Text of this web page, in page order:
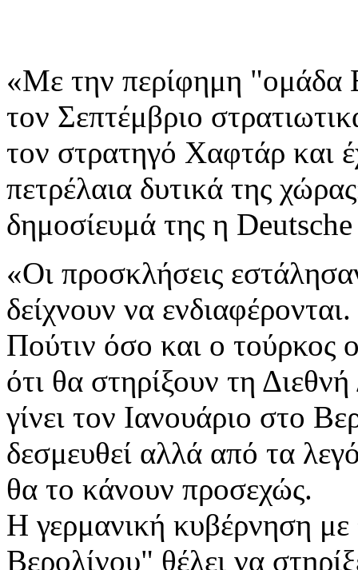
«Με την περίφημη "ομάδα
τον Σεπτέμβριο
τον στρατηγό Χαφτάρ και
πετρέλαια δυτικά της
δημοσίευμά της η
«Οι προσκλήσεις
δείχνουν να
Πούτιν όσο και ο τούρκος
ότι θα στηρίξουν τη
γίνει τον Ιανουάριο στο
δεσμευθεί αλλά από τα
θα το κάνουν προσεχώς.
Η γερμανική κυβέρνηση με
Βερολίνου" θέλει να